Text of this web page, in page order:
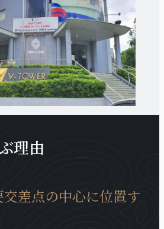
理由
差点の中心に位置す